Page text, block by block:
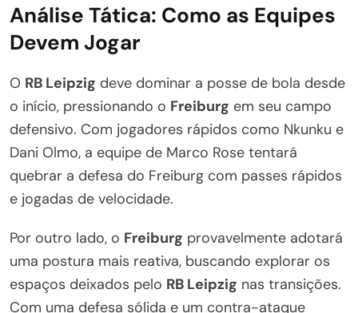
Análise Tática: Como as Equipes
Devem Jogar
O RB Leipzig deve dominar a posse de bola desde
o início, pressionando o Freiburg em seu campo
defensivo. Com jogadores rápidos como Nkunku e
Dani Olmo, a equipe de Marco Rose tentará
quebrar a defesa do Freiburg com passes rápidos
e jogadas de velocidade.
Por outro lado, o Freiburg provavelmente adotará
uma postura mais reativa, buscando explorar os
espaços deixados pelo RB Leipzig nas transições.
Com uma defesa sólida e um contra-ataque